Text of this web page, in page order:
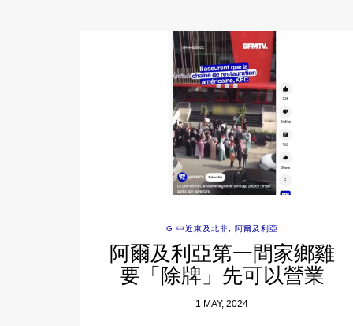
G 中近東及北非, 阿爾及利亞
阿爾及利亞第一間家鄉雞
要「除牌」先可以營業
1 MAY, 2024